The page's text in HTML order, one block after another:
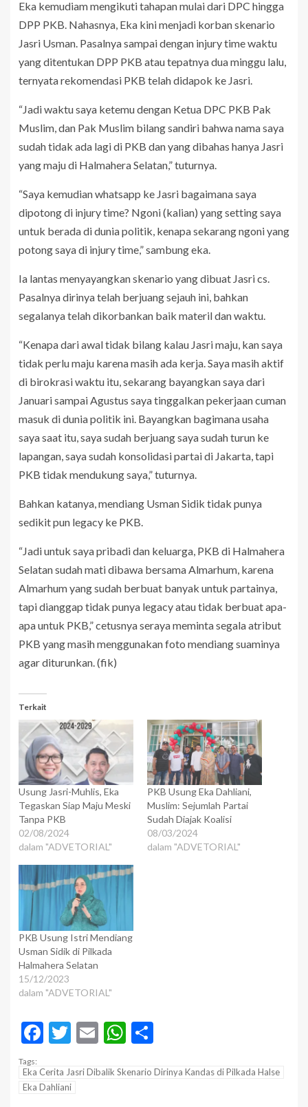
Eka kemudiam mengikuti tahapan mulai dari DPC hingga
DPP PKB. Nahasnya, Eka kini menjadi korban skenario
Jasri Usman. Pasalnya sampai dengan injury time waktu
yang ditentukan DPP PKB atau tepatnya dua minggu lalu,
ternyata rekomendasi PKB telah didapok ke Jasri.
“Jadi waktu saya ketemu dengan Ketua DPC PKB Pak
Muslim, dan Pak Muslim bilang sandiri bahwa nama saya
sudah tidak ada lagi di PKB dan yang dibahas hanya Jasri
yang maju di Halmahera Selatan,” tuturnya.
“Saya kemudian whatsapp ke Jasri bagaimana saya
dipotong di injury time? Ngoni (kalian) yang setting saya
untuk berada di dunia politik, kenapa sekarang ngoni yang
potong saya di injury time,” sambung eka.
Ia lantas menyayangkan skenario yang dibuat Jasri cs.
Pasalnya dirinya telah berjuang sejauh ini, bahkan
segalanya telah dikorbankan baik materil dan waktu.
“Kenapa dari awal tidak bilang kalau Jasri maju, kan saya
tidak perlu maju karena masih ada kerja. Saya masih aktif
di birokrasi waktu itu, sekarang bayangkan saya dari
Januari sampai Agustus saya tinggalkan pekerjaan cuman
masuk di dunia politik ini. Bayangkan bagimana usaha
saya saat itu, saya sudah berjuang saya sudah turun ke
lapangan, saya sudah konsolidasi partai di Jakarta, tapi
PKB tidak mendukung saya,” tuturnya.
Bahkan katanya, mendiang Usman Sidik tidak punya
sedikit pun legacy ke PKB.
“Jadi untuk saya pribadi dan keluarga, PKB di Halmahera
Selatan sudah mati dibawa bersama Almarhum, karena
Almarhum yang sudah berbuat banyak untuk partainya,
tapi dianggap tidak punya legacy atau tidak berbuat apa-
apa untuk PKB,” cetusnya seraya meminta segala atribut
PKB yang masih menggunakan foto mendiang suaminya
agar diturunkan. (fik)
Terkait
Usung Jasri-Muhlis, Eka
Tegaskan Siap Maju Meski
Tanpa PKB
02/08/2024
dalam "ADVETORIAL"
PKB Usung Eka Dahliani,
Muslim: Sejumlah Partai
Sudah Diajak Koalisi
08/03/2024
dalam "ADVETORIAL"
PKB Usung Istri Mendiang
Usman Sidik di Pilkada
Halmahera Selatan
15/12/2023
dalam "ADVETORIAL"
Facebook
Twitter
EmailWhatsApp
Tags:
Eka Cerita Jasri Dibalik Skenario Dirinya Kandas di Pilkada Halse
Eka Dahliani